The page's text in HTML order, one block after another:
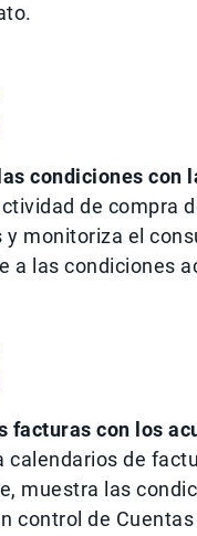
condiciones con
de compra
y monitoriza el
a las condiciones
facturas con los
calendarios de
muestra las
control de